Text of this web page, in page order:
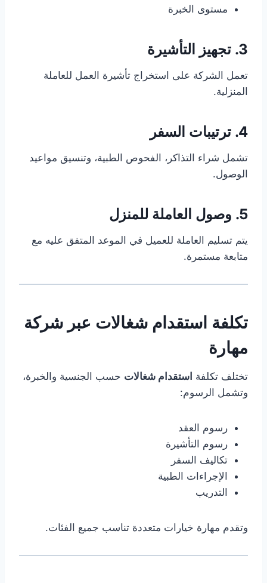
مستوى الخبرة
3. تجهيز التأشيرة
تعمل الشركة على استخراج تأشيرة العمل للعاملة
المنزلية.
4. ترتيبات السفر
تشمل شراء التذاكر، الفحوص الطبية، وتنسيق مواعيد
الوصول.
5. وصول العاملة للمنزل
يتم تسليم العاملة للعميل في الموعد المتفق عليه مع
متابعة مستمرة.
تكلفة استقدام شغالات عبر شركة
مهارة
تختلف تكلفة استقدام شغالات حسب الجنسية والخبرة،
وتشمل الرسوم:
رسوم العقد
رسوم التأشيرة
تكاليف السفر
الإجراءات الطبية
التدريب
وتقدم مهارة خيارات متعددة تناسب جميع الفئات.